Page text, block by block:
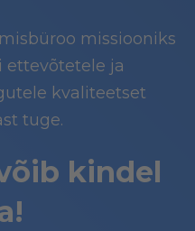
missiooniks
ettevõtetele ja
kvaliteetset
tuge.
kindel